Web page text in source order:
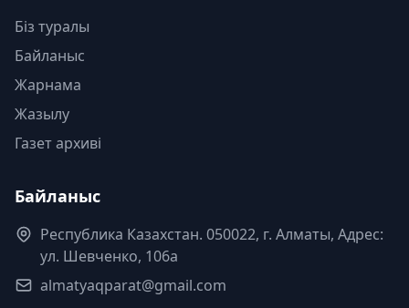
Біз туралы
Байланыс
Жарнама
Жазылу
Газет архиві
Байланыс
Республика Казахстан. 050022, г. Алматы, Адрес:
ул. Шевченко, 106а
almatyaqparat@gmail.com